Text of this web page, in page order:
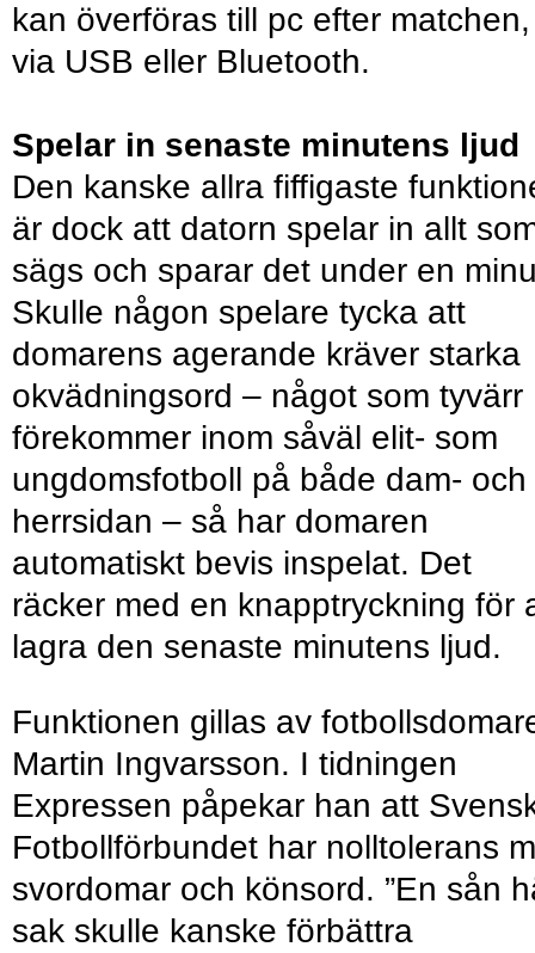
kan överföras till pc efter matchen,
via USB eller Bluetooth.
Spelar in senaste minutens ljud
Den kanske allra fiffigaste
är dock att datorn spelar in allt
sägs och sparar det under en
Skulle någon spelare tycka att
domarens agerande kräver starka
okvädningsord – något som tyvärr
förekommer inom såväl elit- som
ungdomsfotboll på både dam- och
herrsidan – så har domaren
automatiskt bevis inspelat. Det
räcker med en knapptryckning för
lagra den senaste minutens ljud.
Funktionen gillas av
Martin Ingvarsson. I tidningen
Expressen påpekar han att
Fotbollförbundet har nolltolerans
svordomar och könsord. ”En sån
sak skulle kanske förbättra